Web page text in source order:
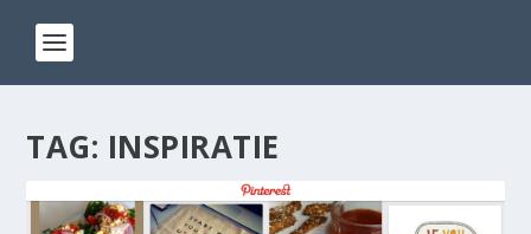
TAG: INSPIRATIE